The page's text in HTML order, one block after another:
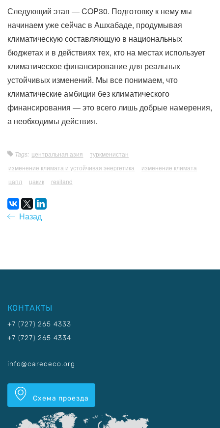
Следующий этап — COP30. Подготовку к нему мы
начинаем уже сейчас в Ашхабаде, продумывая
климатическую составляющую в национальных
бюджетах и в действиях тех, кто на местах использует
климатическое финансирование для реальных
устойчивых изменений. Мы все понимаем, что
климатические амбиции без климатического
финансирования — это всего лишь добрые намерения,
а необходимы действия.
Tags: центральная азия
туркменистан
изменение климата и устойчивая энергетика
изменение климата
цапл
цакик resiland
Назад
КОНТАКТЫ
+7 (727) 265 4333
+7 (727) 265 4334
info@carececo.org
Схема проезда